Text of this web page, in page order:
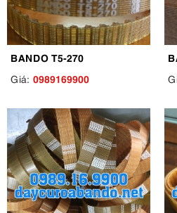
BANDO T5-270
Giá: 0989169900